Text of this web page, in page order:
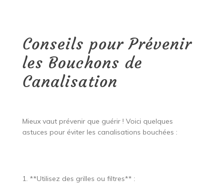
Conseils pour Prévenir
les Bouchons de
Canalisation
Mieux vaut prévenir que guérir ! Voici quelques
astuces pour éviter les canalisations bouchées :
1. **Utilisez des grilles ou filtres** :